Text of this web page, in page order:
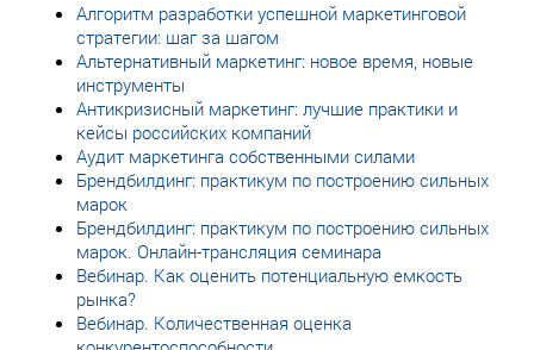
Алгоритм разработки успешной маркетинговой
стратегии: шаг за шагом
Альтернативный маркетинг: новое время, новые
инструменты
Антикризисный маркетинг: лучшие практики и
кейсы российских компаний
Аудит маркетинга собственными силами
Брендбилдинг: практикум по построению сильных
марок
Брендбилдинг: практикум по построению сильных
марок. Онлайн-трансляция семинара
Вебинар. Как оценить потенциальную емкость
рынка?
Вебинар. Количественная оценка